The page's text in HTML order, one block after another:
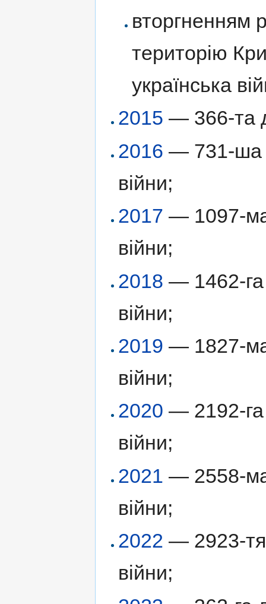
вторгненням
територію
українська
2015 — 366-та
2016 — 731-ша
війни;
2017 — 1097-ма
війни;
2018 — 1462-га
війни;
2019 — 1827-ма
війни;
2020 — 2192-га
війни;
2021 — 2558-ма
війни;
2022 — 2923-тя
війни;